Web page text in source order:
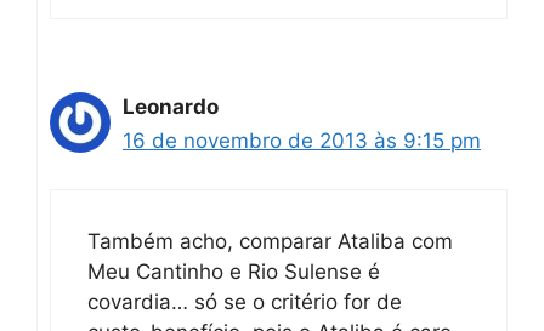
Leonardo
16 de novembro de 2013 às 9:15 pm
Também acho, comparar Ataliba com
Meu Cantinho e Rio Sulense é
covardia… só se o critério for de